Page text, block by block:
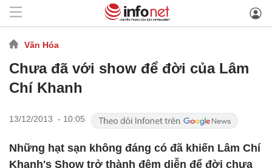
Văn Hóa
Chưa đã với show để đời của Lâm
Chí Khanh
13/12/2013 - 10:05
Những hạt sạn không đáng có đã khiến Lâm Chí
Khanh's Show trở thành đêm diễn để đời chưa